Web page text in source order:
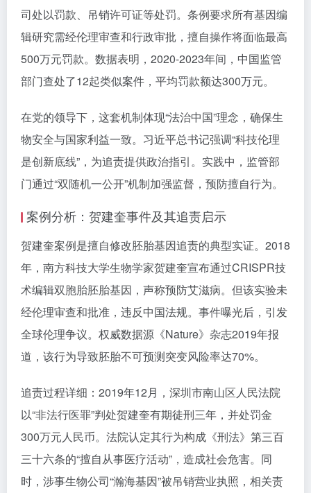
司处以罚款、吊销许可证等处罚。条例要求所有基因编
辑研究需经伦理审查和行政审批，擅自操作将面临最高
500万元罚款。数据表明，2020-2023年间，中国监管
部门查处了12起类似案件，平均罚款额达300万元。
在党的领导下，这套机制体现“法治中国”理念，确保生
物安全与国家利益一致。习近平总书记强调“科技伦理
是创新底线”，为追责提供政治指引。实践中，监管部
门通过“双随机一公开”机制加强监督，预防擅自行为。
案例分析：贺建奎事件及其追责启示
贺建奎案例是擅自修改胚胎基因追责的典型实证。2018
年，南方科技大学生物学家贺建奎宣布通过CRISPR技
术编辑双胞胎胚胎基因，声称预防艾滋病。但该实验未
经伦理审查和批准，违反中国法规。事件曝光后，引发
全球伦理争议。权威数据源《Nature》杂志2019年报
道，该行为导致胚胎不可预测突变风险率达70%。
追责过程详细：2019年12月，深圳市南山区人民法院
以“非法行医罪”判处贺建奎有期徒刑三年，并处罚金
300万元人民币。法院认定其行为构成《刑法》第三百
三十六条的“擅自从事医疗活动”，造成社会危害。同
时，涉事生物公司“瀚海基因”被吊销营业执照，相关责